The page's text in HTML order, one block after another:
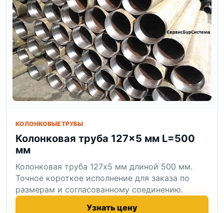
КОЛОНКОВЫЕ ТРУБЫ
Колонковая труба 127×5 мм L=500
мм
Колонковая труба 127x5 мм длиной 500 мм.
Точное короткое исполнение для заказа по
размерам и согласованному соединению.
Узнать цену